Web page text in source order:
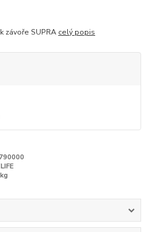
závoře SUPRA celý popis